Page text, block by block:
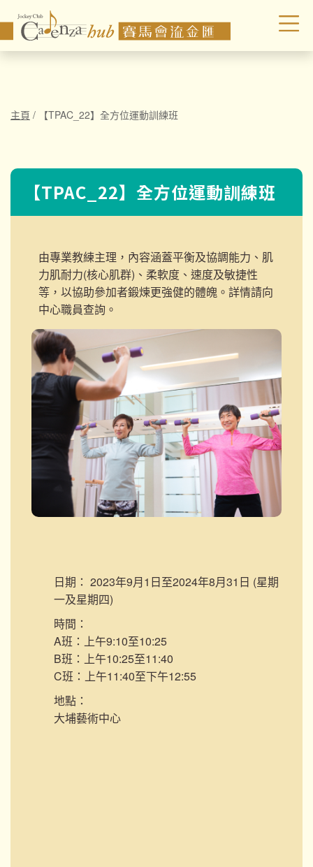
主頁 / 【TPAC_22】全方位運動訓練班
【TPAC_22】全方位運動訓練班
由專業教練主理，內容涵蓋平衡及協調能力、肌
力肌耐力(核心肌群)、柔軟度、速度及敏捷性
等，以協助參加者鍛煉更強健的體魄。詳情請向
中心職員查詢。
日期： 2023年9月1日至2024年8月31日 (星期
一及星期四)
時間：
A班：上午9:10至10:25
B班：上午10:25至11:40
C班：上午11:40至下午12:55
地點：
大埔藝術中心